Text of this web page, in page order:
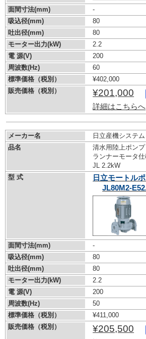
面間寸法(mm)
-
吸込径(mm)
80
吐出径(mm)
80
モーター出力(kW)
2.2
電 源(V)
200
周波数(Hz)
60
標準価格（税別）
¥402,000
販売価格（税別）
¥201,000
詳細はこちらへ
メーカー名
日立産機システム
品名
清水用陸上ポン
ランナーモータ仕
JL 2.2kW
型 式
日立モートル
JL80M2-
面間寸法(mm)
-
吸込径(mm)
80
吐出径(mm)
80
モーター出力(kW)
2.2
電 源(V)
200
周波数(Hz)
50
標準価格（税別）
¥411,000
販売価格（税別）
¥205,500